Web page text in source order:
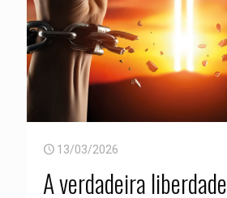
13/03/2026
A verdadeira liberdade